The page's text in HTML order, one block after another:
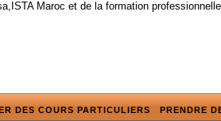
Maroc et de la formation
DES COURS PARTICULIERS PRENDRE